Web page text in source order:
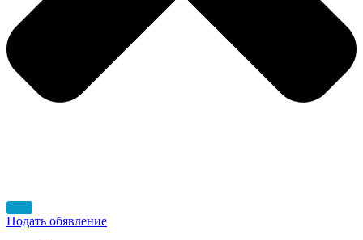
Подать обявление